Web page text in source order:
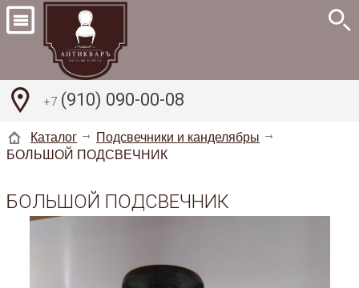
+7 (910) 090-00-08
Каталог
Подсвечники и канделябры
БОЛЬШОЙ ПОДСВЕЧНИК
БОЛЬШОЙ ПОДСВЕЧНИК